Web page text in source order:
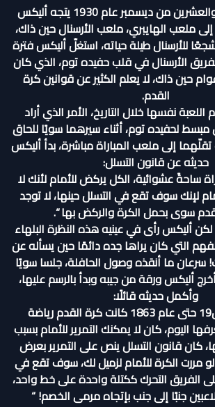
مساء يوم الثامن والعشرين من ديسمبر عام 1930 يتجه أليكس
ملعب الهايبري، ملعب الأرسنال حين ذاك،
للأرسنال طيلة حياته، استغلّ أليكس فترة
بفريق الأرسنال في قلب حفيده توم، الذي كان
حين ذاك، لا يعلم الكثير عن قوانين كرة
القدم.
نفسها خلال التاريخ، الأمر الذي أراد
لحفيده توم، أثناء سيرهما سويًا للحاق
إلى ملعب المباراة مباشرة، بدأ أليكس
حديثه عن قانون التسلل:
ساحةً عشوائية، الكل يركض للأمام لأنك لا
لإنك سوف تقع في التسلل حينها، لا توجد
سوى بحمل الكرة والركض بها “.
أليكس رأى في عينيه هذه النظرة البلهاء
التي كان يراها جده دائمًا حين يسأله عن
سرعان ما أنقذه وصول الحافلة، جلسا سويًا
أليكس ورقة من جيبه وبدأ بالرسم عليها،
وأكمل حديثه قائلًا:
” طوال القرن ال19 حتى عام 1863 كانت كرة القدم رياضة
اليوم، كان لا يمكنك التمرير للأمام بسبب
كان قانون التسلل ينص على التمرير بعرض
مررت الكرة للأمام لزميل لك، سوف تقع في
الفريق التحرك ككتلة واحدة على خط واحد،
جنبًا إلى جنب بإتجاه مرمى الخصم! “